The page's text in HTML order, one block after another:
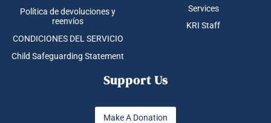
Política de devoluciones y
reenvíos
CONDICIONES DEL SERVICIO
Child Safeguarding Statement
Services
KRI Staff
Support Us
Make A Donation